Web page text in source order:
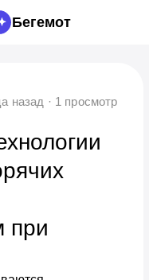
Бегемот
назад · 1 просмотр
при